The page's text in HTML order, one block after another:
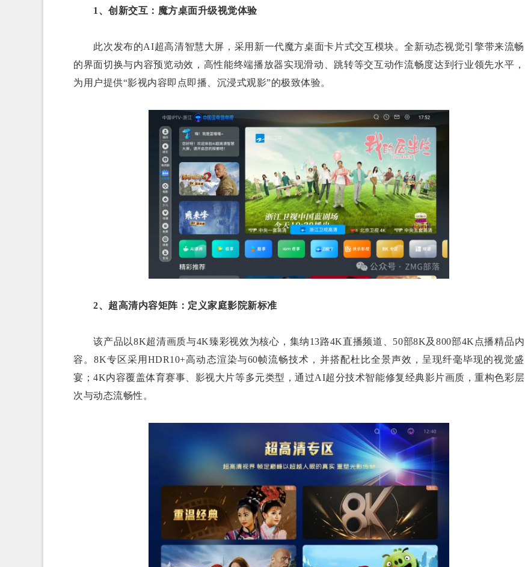
1、创新交互：魔方桌面升级视觉体验
此次发布的AI超高清智慧大屏，采用新一代魔方桌面卡片式交互模块。全新动态视觉引擎带来流畅
的界面切换与内容预览动效，高性能终端播放器实现滑动、跳转等交互动作流畅度达到行业领先水平，
为用户提供“影视内容即点即播、沉浸式观影”的极致体验。
2、超高清内容矩阵：定义家庭影院新标准
该产品以8K超清画质与4K臻彩视效为核心，集纳13路4K直播频道、50部8K及800部4K点播精品内
容。8K专区采用HDR10+高动态渲染与60帧流畅技术，并搭配杜比全景声效，呈现纤毫毕现的视觉盛
宴；4K内容覆盖体育赛事、影视大片等多元类型，通过AI超分技术智能修复经典影片画质，重构色彩层
次与动态流畅性。